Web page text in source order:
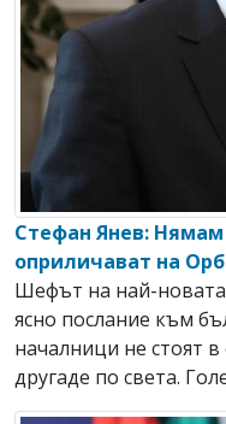
Стефан Янев:
оприличават на
Шефът на най-
ясно послание към
началници не стоят
другаде по света.